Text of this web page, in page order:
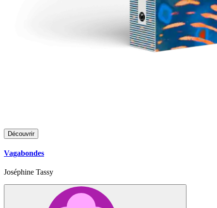
Découvrir
Vagabondes
Joséphine Tassy